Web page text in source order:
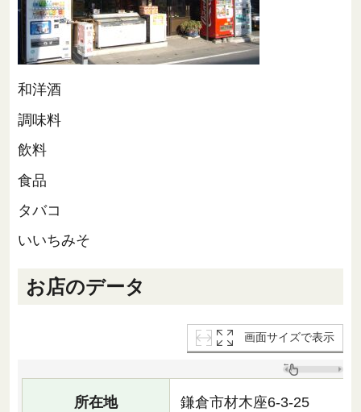
和洋酒
調味料
飲料
食品
タバコ
いいちみそ
お店のデータ
画面サイズで表示
所在地 鎌倉市材木座6-3-25